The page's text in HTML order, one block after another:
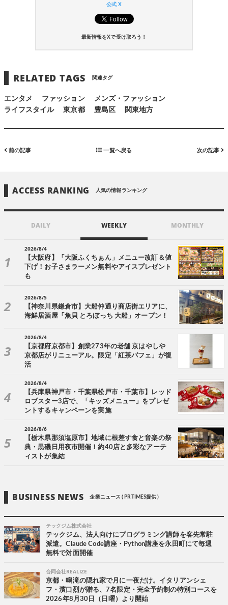
公式 X
最新情報をXで受け取ろう！
RELATED TAGS 関連タグ
エンタメ ファッション
メンズ・ファッション
ライフスタイル
東京都 豊島区 関東地方
前の記事 一覧へ戻る 次の記事
ACCESS RANKING 人気の情報ランキング
DAILY WEEKLY MONTHLY
2026/8/4
【大阪府】「大阪ふくちぁん」メニュー改訂＆値
下げ！お子さまラーメン無料やアイスプレゼント
も
2026/8/5
【神奈川県鎌倉市】大船仲通り商店街エリアに、
海鮮居酒屋「魚貝 とろぼっち 大船」オープン！
2026/8/4
【京都府京都市】創業273年の老舗 京はやしや
京都店がリニューアル。限定「紅茶パフェ」が復
活
2026/8/4
【兵庫県神戸市・千葉県松戸市・千葉市】レッド
ロブスター3店で、「キッズメニュー」をプレゼ
ントするキャンペーンを実施
2026/8/6
【栃木県那須塩原市】地域に根差す食と音楽の祭
典・黒磯日用夜市開催！約40店と多彩なアーテ
ィストが集結
BUSINESS NEWS 企業ニュース ( PR TIMES提供 )
テックジム株式会社
テックジム、法人向けにプログラミング講師を客先常駐
派遣。Claude Code講座・Python講座を永田町にて毎週
無料で対面開催
合同会社REALIZE
京都・鳴滝の隠れ家で月に一夜だけ。イタリアンシェ
フ・濱口烈が贈る、7名限定・完全予約制の特別コースを
2026年8月30日（日曜）より開始